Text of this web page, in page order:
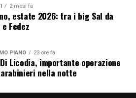
2 mesi fa
estate 2026: tra i big Sal da
Fedez
PIANO 23 ore fa
Licodia, importante operazione
nella notte